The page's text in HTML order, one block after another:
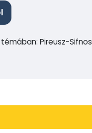
Pireusz-Sifnos